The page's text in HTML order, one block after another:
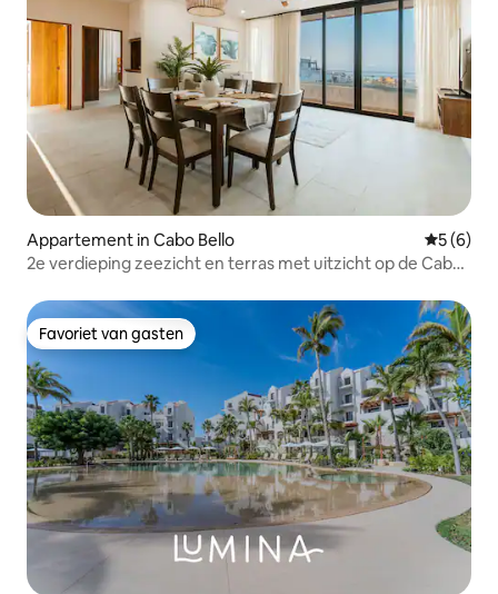
Appartement in Cabo Bello
5 (6)
2e verdieping zeezicht en terras met uitzicht op de Cabo
Favoriet van gasten
Favoriet van gasten